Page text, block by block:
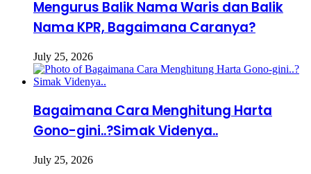
Mengurus Balik Nama Waris dan Balik
Nama KPR, Bagaimana Caranya?
July 25, 2026
Bagaimana Cara Menghitung Harta
Gono-gini..?Simak Videnya..
July 25, 2026